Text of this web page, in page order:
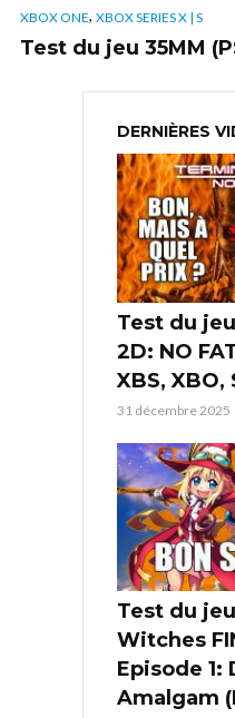
XBOX ONE, XBOX SERIES X | S
Test du jeu 35MM
DERNIÈRES
Test du
2D: NO
XBS, XBO,
31 décembre 2025
Test du
Witches
Episode 1:
Amalgam